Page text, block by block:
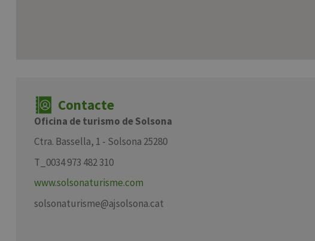
Contacte
Oficina de turismo de Solsona
Ctra. Bassella, 1 - Solsona 25280
T_0034 973 482 310
www.solsonaturisme.com
solsonaturisme@ajsolsona.cat